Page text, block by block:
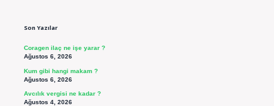
Son Yazılar
Coragen ilaç ne işe yarar ?
Ağustos 6, 2026
Kum gibi hangi makam ?
Ağustos 6, 2026
Avcılık vergisi ne kadar ?
Ağustos 4, 2026